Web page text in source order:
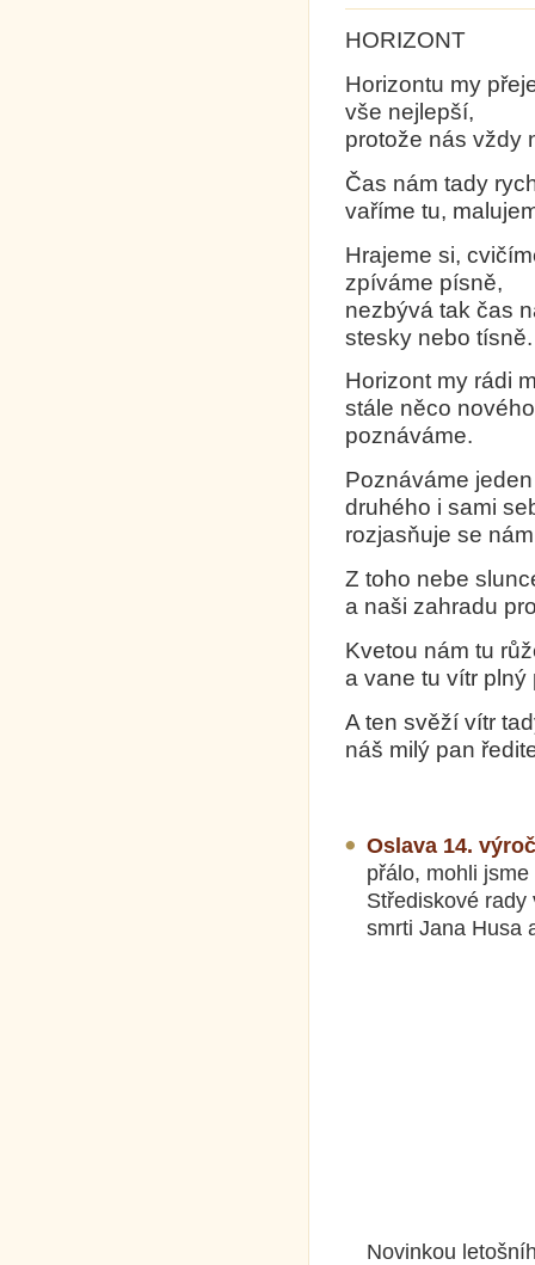
HORIZONT
Horizontu my
vše nejlepší,
protože nás vždy
Čas nám tady
vaříme tu,
Hrajeme si,
zpíváme písně,
nezbývá tak čas
stesky nebo tísně.
Horizont my rádi
stále něco
poznáváme.
Poznáváme jeden
druhého i sami
rozjasňuje se
Z toho nebe
a naši zahradu
Kvetou nám tu
a vane tu vítr plný
A ten svěží vítr
náš milý pan
Oslava 14.
přálo, mohli
Střediskové
smrti Jana Husa
Novinkou